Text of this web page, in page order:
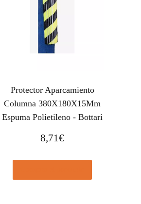
Protector Aparcamiento
Columna 380X180X15Mm
Espuma Polietileno - Bottari
8,71€